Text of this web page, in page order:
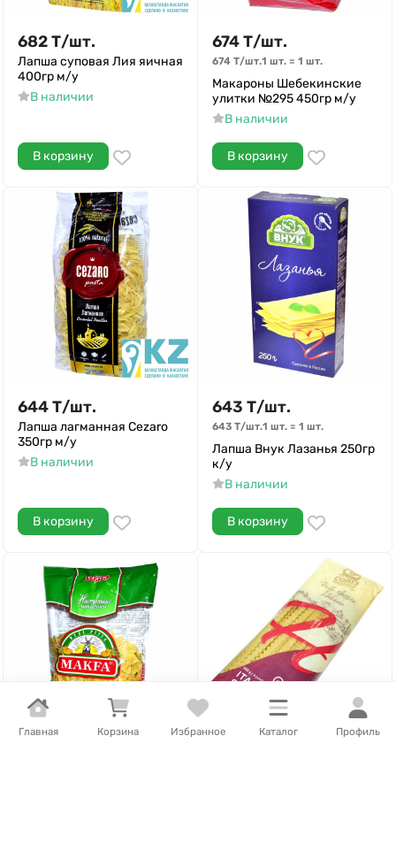
Главная Корзина Избранное Каталог Профиль
682Т/шт.
Лапша суповая Лия яичная
400гр м/у
В наличии
В корзину
674Т/шт.
674 Т/шт.1 шт. = 1 шт.
Макароны Шебекинские
улитки №295 450гр м/у
В наличии
В корзину
644Т/шт.
Лапша лагманная Cezaro
350гр м/у
В наличии
В корзину
643 Т/шт.
643 Т/шт.1 шт. = 1 шт.
Лапша Внук Лазанья 250гр
к/у
В наличии
В корзину